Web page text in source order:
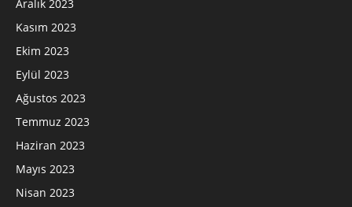
Aralık 2023
Kasım 2023
Ekim 2023
Eylül 2023
Ağustos 2023
Temmuz 2023
Haziran 2023
Mayıs 2023
Nisan 2023